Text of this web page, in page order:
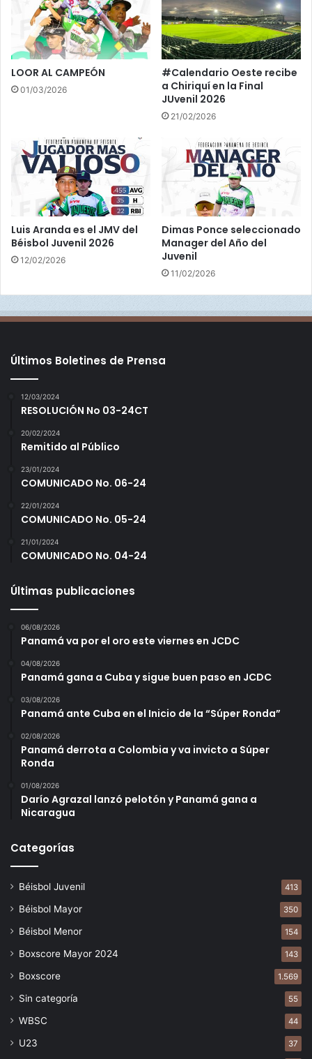
LOOR AL CAMPEÓN
01/03/2026
#Calendario Oeste recibe
a Chiriquí en la Final
JUvenil 2026
21/02/2026
Luis Aranda es el JMV del
Béisbol Juvenil 2026
12/02/2026
Dimas Ponce seleccionado
Manager del Año del
Juvenil
11/02/2026
Últimos Boletines de Prensa
12/03/2024
RESOLUCIÓN No 03-24CT
20/02/2024
Remitido al Público
23/01/2024
COMUNICADO No. 06-24
22/01/2024
COMUNICADO No. 05-24
21/01/2024
COMUNICADO No. 04-24
Últimas publicaciones
06/08/2026
Panamá va por el oro este viernes en JCDC
04/08/2026
Panamá gana a Cuba y sigue buen paso en JCDC
03/08/2026
Panamá ante Cuba en el Inicio de la “Súper Ronda”
02/08/2026
Panamá derrota a Colombia y va invicto a Súper
Ronda
01/08/2026
Darío Agrazal lanzó pelotón y Panamá gana a
Nicaragua
Categorías
Béisbol Juvenil 413
Béisbol Mayor 350
Béisbol Menor 154
Boxscore Mayor 2024 143
Boxscore 1.569
Sin categoría 55
WBSC 44
U23 37